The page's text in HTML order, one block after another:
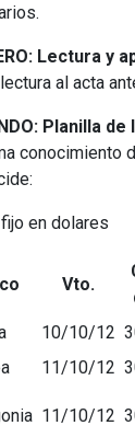
Lectura y
al acta
Planilla
conocimiento
en dolares
Vto.
10/10/12
11/10/12
11/10/12